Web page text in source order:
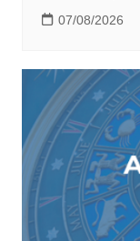
07/08/2026